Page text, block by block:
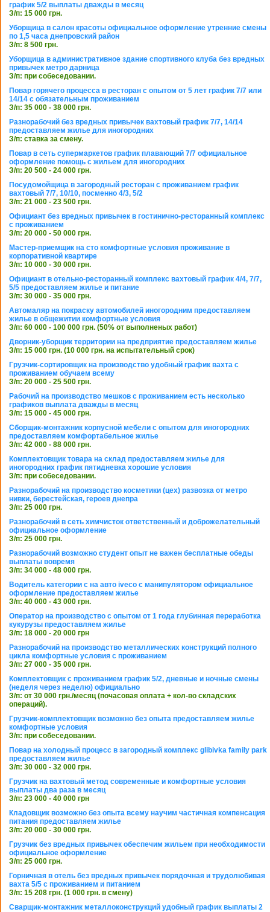
график 5/2 выплаты дважды в месяц
З/п: 15 000 грн.
Уборщица в салон красоты официальное оформление утренние смены
по 1,5 часа днепровский район
З/п: 8 500 грн.
Уборщица в административное здание спортивного клуба без вредных
привычек метро дарница
З/п: при собеседовании.
Повар горячего процесса в ресторан с опытом от 5 лет график 7/7 или
14/14 с обязательным проживанием
З/п: 35 000 - 38 000 грн.
Разнорабочий без вредных привычек вахтовый график 7/7, 14/14
предоставляем жилье для иногородних
З/п: ставка за смену.
Повар в сеть супермаркетов график плавающий 7/7 официальное
оформление помощь с жильем для иногородних
З/п: 20 500 - 24 000 грн.
Посудомойщица в загородный ресторан с проживанием график
вахтовый 7/7, 10/10, посменно 4/3, 5/2
З/п: 21 000 - 23 500 грн.
Официант без вредных привычек в гостинично-ресторанный комплекс
с проживанием
З/п: 20 000 - 50 000 грн.
Мастер-приемщик на сто комфортные условия проживание в
корпоративной квартире
З/п: 10 000 - 30 000 грн.
Официант в отельно-ресторанный комплекс вахтовый график 4/4, 7/7,
5/5 предоставляем жилье и питание
З/п: 30 000 - 35 000 грн.
Автомаляр на покраску автомобилей иногородним предоставляем
жилье в общежитии комфортные условия
З/п: 60 000 - 100 000 грн. (50% от выполненых работ)
Дворник-уборщик территории на предприятие предоставляем жилье
З/п: 15 000 грн. (10 000 грн. на испытательный срок)
Грузчик-сортировщик на производство удобный график вахта с
проживанием обучаем всему
З/п: 20 000 - 25 500 грн.
Рабочий на производство мешков с проживанием есть несколько
графиков выплата дважды в месяц
З/п: 15 000 - 45 000 грн.
Сборщик-монтажник корпусной мебели с опытом для иногородних
предоставляем комфортабельное жилье
З/п: 42 000 - 88 000 грн.
Комплектовщик товара на склад предоставляем жилье для
иногородних график пятидневка хорошие условия
З/п: при собеседовании.
Разнорабочий на производство косметики (цех) развозка от метро
нивки, берестейская, героев днепра
З/п: 25 000 грн.
Разнорабочий в сеть химчисток ответственный и доброжелательный
официальное оформление
З/п: 25 000 грн.
Разнорабочий возможно студент опыт не важен бесплатные обеды
выплаты вовремя
З/п: 34 000 - 48 000 грн.
Водитель категории с на авто iveco с манипулятором официальное
оформление предоставляем жилье
З/п: 40 000 - 43 000 грн.
Оператор на производство с опытом от 1 года глубинная переработка
кукурузы предоставляем жилье
З/п: 18 000 - 20 000 грн
Разнорабочий на производство металлических конструкций полного
цикла комфортные условия с проживанием
З/п: 27 000 - 35 000 грн.
Комплектовщик с проживанием график 5/2, дневные и ночные смены
(неделя через неделю) официально
З/п: от 30 000 грн./месяц (почасовая оплата + кол-во складских
операций).
Грузчик-комплектовщик возможно без опыта предоставляем жилье
комфортные условия
З/п: при собеседовании.
Повар на холодный процесс в загородный комплекс glibivka family park
предоставляем жилье
З/п: 30 000 - 32 000 грн.
Грузчик на вахтовый метод современные и комфортные условия
выплаты два раза в месяц
З/п: 23 000 - 40 000 грн
Кладовщик возможно без опыта всему научим частичная компенсация
питания предоставляем жилье
З/п: 20 000 - 30 000 грн.
Грузчик без вредных привычек обеспечим жильем при необходимости
официальное оформление
З/п: 25 000 грн.
Горничная в отель без вредных привычек порядочная и трудолюбивая
вахта 5/5 с проживанием и питанием
З/п: 15 208 грн. (1 000 грн. в смену)
Сварщик-монтажник металлоконструкций удобный график выплаты 2